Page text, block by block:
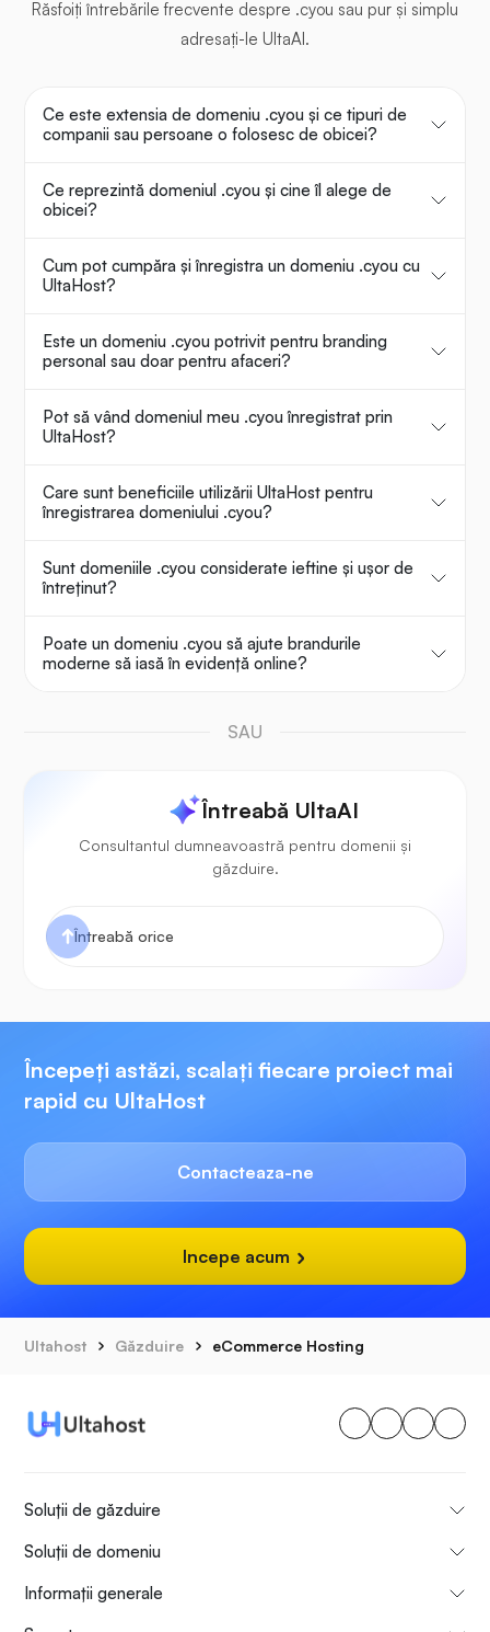
Răsfoiți întrebările frecvente despre .cyou sau pur și simplu
adresați-le UltaAI.
Ce este extensia de domeniu .cyou și ce tipuri de
companii sau persoane o folosesc de obicei?
Ce reprezintă domeniul .cyou și cine îl alege de
obicei?
Cum pot cumpăra și înregistra un domeniu .cyou cu
UltaHost?
Este un domeniu .cyou potrivit pentru branding
personal sau doar pentru afaceri?
Pot să vând domeniul meu .cyou înregistrat prin
UltaHost?
Care sunt beneficiile utilizării UltaHost pentru
înregistrarea domeniului .cyou?
Sunt domeniile .cyou considerate ieftine și ușor de
întreținut?
Poate un domeniu .cyou să ajute brandurile
moderne să iasă în evidență online?
SAU
Întreabă UltaAI
Consultantul dumneavoastră pentru domenii și
găzduire.
Începeți astăzi, scalați fiecare proiect mai
rapid cu UltaHost
Contacteaza-ne
Incepe acum
Ultahost Găzduire eCommerce Hosting
Soluții de găzduire
Soluții de domeniu
Informații generale